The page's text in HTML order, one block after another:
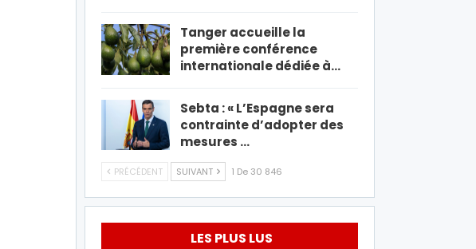
Tanger accueille la
première conférence
internationale dédiée à…
Sebta : « L’Espagne sera
contrainte d’adopter des
mesures …
PRÉCÉDENT SUIVANT 1 De 30 846
LES PLUS LUS